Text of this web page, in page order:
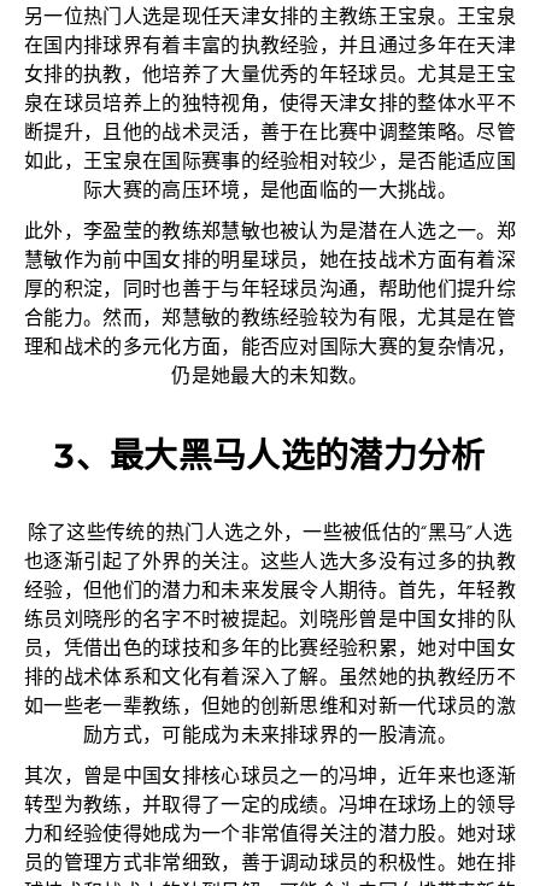
另一位热门人选是现任天津女排的主教练王宝泉。王宝泉
在国内排球界有着丰富的执教经验，并且通过多年在天津
女排的执教，他培养了大量优秀的年轻球员。尤其是王宝
泉在球员培养上的独特视角，使得天津女排的整体水平不
断提升，且他的战术灵活，善于在比赛中调整策略。尽管
如此，王宝泉在国际赛事的经验相对较少，是否能适应国
际大赛的高压环境，是他面临的一大挑战。
此外，李盈莹的教练郑慧敏也被认为是潜在人选之一。郑
慧敏作为前中国女排的明星球员，她在技战术方面有着深
厚的积淀，同时也善于与年轻球员沟通，帮助他们提升综
合能力。然而，郑慧敏的教练经验较为有限，尤其是在管
理和战术的多元化方面，能否应对国际大赛的复杂情况，
仍是她最大的未知数。
3、最大黑马人选的潜力分析
除了这些传统的热门人选之外，一些被低估的“黑马”人选
也逐渐引起了外界的关注。这些人选大多没有过多的执教
经验，但他们的潜力和未来发展令人期待。首先，年轻教
练员刘晓彤的名字不时被提起。刘晓彤曾是中国女排的队
员，凭借出色的球技和多年的比赛经验积累，她对中国女
排的战术体系和文化有着深入了解。虽然她的执教经历不
如一些老一辈教练，但她的创新思维和对新一代球员的激
励方式，可能成为未来排球界的一股清流。
其次，曾是中国女排核心球员之一的冯坤，近年来也逐渐
转型为教练，并取得了一定的成绩。冯坤在球场上的领导
力和经验使得她成为一个非常值得关注的潜力股。她对球
员的管理方式非常细致，善于调动球员的积极性。她在排